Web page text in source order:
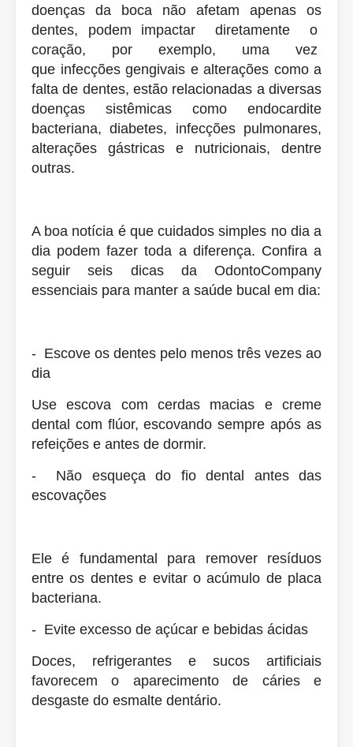
doenças da boca não afetam apenas os
dentes, podem impactar diretamente o
coração, por exemplo, uma vez
que infecções gengivais e alterações como a
falta de dentes, estão relacionadas a diversas
doenças sistêmicas como endocardite
bacteriana, diabetes, infecções pulmonares,
alterações gástricas e nutricionais, dentre
outras.
A boa notícia é que cuidados simples no dia a
dia podem fazer toda a diferença. Confira a
seguir seis dicas da OdontoCompany
essenciais para manter a saúde bucal em dia:
- Escove os dentes pelo menos três vezes ao
dia
Use escova com cerdas macias e creme
dental com flúor, escovando sempre após as
refeições e antes de dormir.
- Não esqueça do fio dental antes das
escovações
Ele é fundamental para remover resíduos
entre os dentes e evitar o acúmulo de placa
bacteriana.
- Evite excesso de açúcar e bebidas ácidas
Doces, refrigerantes e sucos artificiais
favorecem o aparecimento de cáries e
desgaste do esmalte dentário.